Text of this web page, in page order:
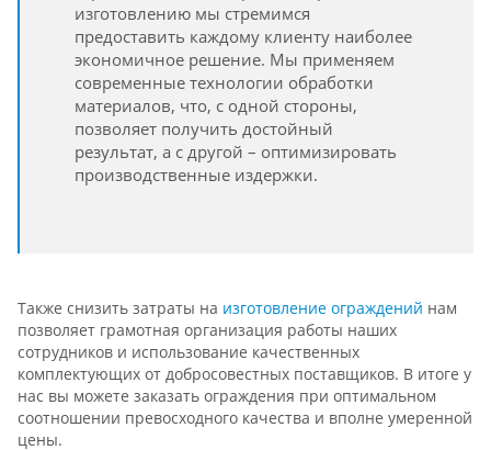
изготовлению мы стремимся
предоставить каждому клиенту наиболее
экономичное решение. Мы применяем
современные технологии обработки
материалов, что, с одной стороны,
позволяет получить достойный
результат, а с другой – оптимизировать
производственные издержки.
Также снизить затраты на изготовление ограждений нам
позволяет грамотная организация работы наших
сотрудников и использование качественных
комплектующих от добросовестных поставщиков. В итоге у
нас вы можете заказать ограждения при оптимальном
соотношении превосходного качества и вполне умеренной
цены.